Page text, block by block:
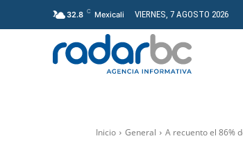
32.8 C Mexicali VIERNES, 7 AGOSTO 2026
Inicio General A recuento el 86%